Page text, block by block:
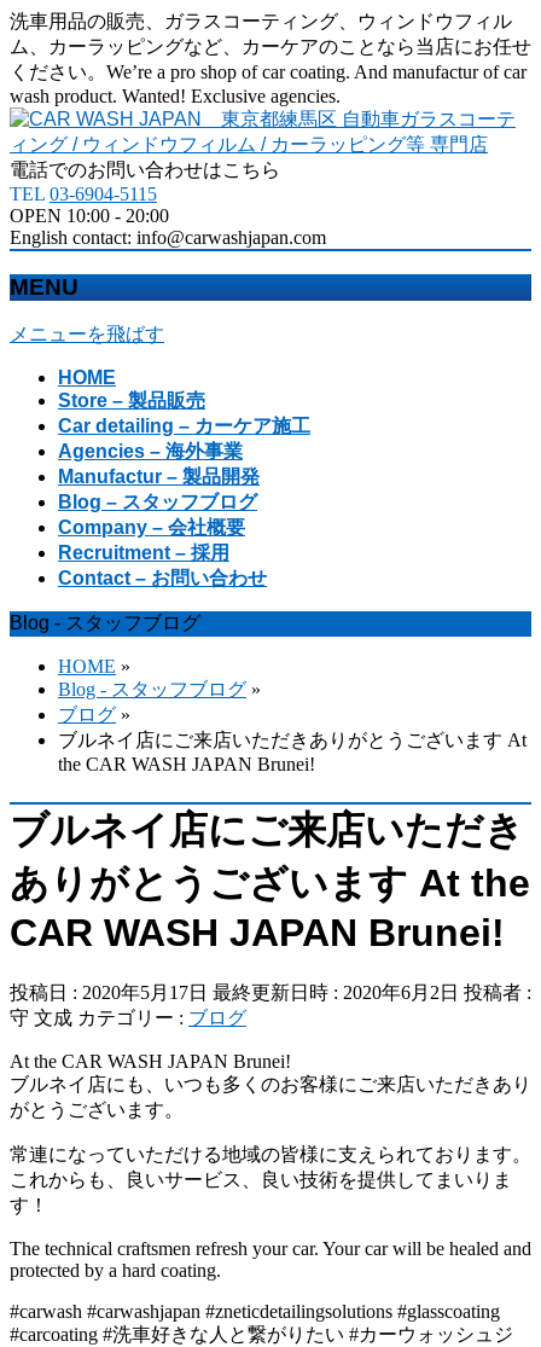
洗車用品の販売、ガラスコーティング、ウィンドウフィル
ム、カーラッピングなど、カーケアのことなら当店にお任せ
ください。We’re a pro shop of car coating. And manufactur of car
wash product. Wanted! Exclusive agencies.
電話でのお問い合わせはこちら
TEL 03-6904-5115
OPEN 10:00 - 20:00
English contact: info@carwashjapan.com
MENU
メニューを飛ばす
HOME
Store – 製品販売
Car detailing – カーケア施工
Agencies – 海外事業
Manufactur – 製品開発
Blog – スタッフブログ
Company – 会社概要
Recruitment – 採用
Contact – お問い合わせ
Blog - スタッフブログ
HOME »
Blog - スタッフブログ »
ブログ »
ブルネイ店にご来店いただきありがとうございます At
the CAR WASH JAPAN Brunei!
ブルネイ店にご来店いただき
ありがとうございます At the
CAR WASH JAPAN Brunei!
投稿日 : 2020年5月17日 最終更新日時 : 2020年6月2日 投稿者 :
守 文成 カテゴリー : ブログ
At the CAR WASH JAPAN Brunei!
ブルネイ店にも、いつも多くのお客様にご来店いただきあり
がとうございます。
常連になっていただける地域の皆様に支えられております。
これからも、良いサービス、良い技術を提供してまいりま
す！
The technical craftsmen refresh your car. Your car will be healed and
protected by a hard coating.
#carwash #carwashjapan #zneticdetailingsolutions #glasscoating
#carcoating #洗車好きな人と繋がりたい #カーウォッシュジ